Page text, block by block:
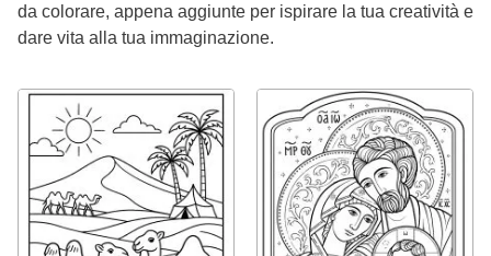
da colorare, appena aggiunte per ispirare la tua creatività e
dare vita alla tua immaginazione.